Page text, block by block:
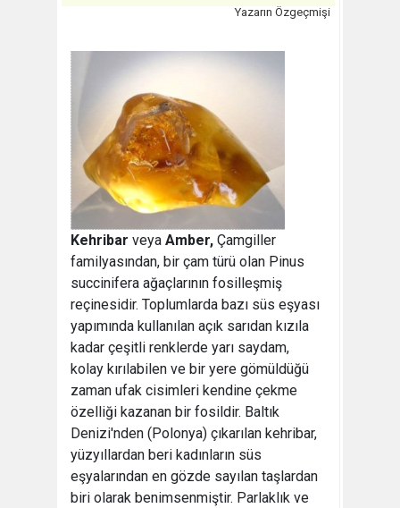
Yazarın Özgeçmişi
Kehribar veya Amber, Çamgiller
familyasından, bir çam türü olan Pinus
succinifera ağaçlarının fosilleşmiş
reçinesidir. Toplumlarda bazı süs eşyası
yapımında kullanılan açık sarıdan kızıla
kadar çeşitli renklerde yarı saydam,
kolay kırılabilen ve bir yere gömüldüğü
zaman ufak cisimleri kendine çekme
özelliği kazanan bir fosildir. Baltık
Denizi'nden (Polonya) çıkarılan kehribar,
yüzyıllardan beri kadınların süs
eşyalarından en gözde sayılan taşlardan
biri olarak benimsenmiştir. Parlaklık ve